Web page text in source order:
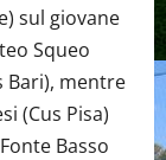
sul giovane
Squeo
Bari), mentre
(Cus Pisa)
Basso